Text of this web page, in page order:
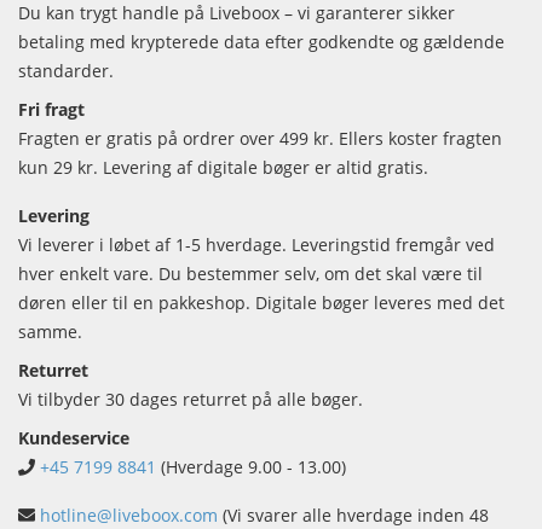
Du kan trygt handle på Liveboox – vi garanterer sikker
betaling med krypterede data efter godkendte og gældende
standarder.
Fri fragt
Fragten er gratis på ordrer over 499 kr. Ellers koster fragten
kun 29 kr. Levering af digitale bøger er altid gratis.
Levering
Vi leverer i løbet af 1-5 hverdage. Leveringstid fremgår ved
hver enkelt vare. Du bestemmer selv, om det skal være til
døren eller til en pakkeshop. Digitale bøger leveres med det
samme.
Returret
Vi tilbyder 30 dages returret på alle bøger.
Kundeservice
+45 7199 8841 (Hverdage 9.00 - 13.00)
hotline@liveboox.com (Vi svarer alle hverdage inden 48